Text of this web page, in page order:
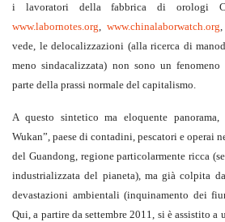
i lavoratori della fabbrica di orologi
www.labornotes.org, www.chinalaborwatch.org,
vede, le delocalizzazioni (alla ricerca di
meno sindacalizzata) non sono un fenomeno
parte della prassi normale del capitalismo.
A questo sintetico ma eloquente
Wukan”, paese di contadini, pescatori e operai
del Guandong, regione particolarmente ricca
industrializzata del pianeta), ma già colpita
devastazioni ambientali (inquinamento dei
Qui, a partire da settembre 2011, si è assistito a